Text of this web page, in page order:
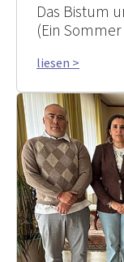
Das Bistum
(Ein
liesen >